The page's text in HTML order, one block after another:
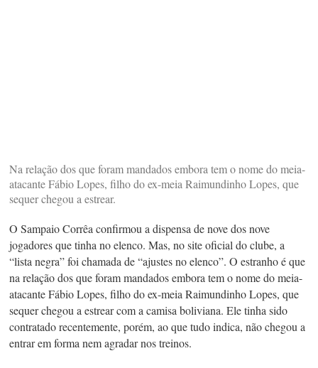
Na relação dos que foram mandados embora tem o nome do meia-
atacante Fábio Lopes, filho do ex-meia Raimundinho Lopes, que
sequer chegou a estrear.
O Sampaio Corrêa confirmou a dispensa de nove dos nove
jogadores que tinha no elenco. Mas, no site oficial do clube, a
“lista negra” foi chamada de “ajustes no elenco”. O estranho é que
na relação dos que foram mandados embora tem o nome do meia-
atacante Fábio Lopes, filho do ex-meia Raimundinho Lopes, que
sequer chegou a estrear com a camisa boliviana. Ele tinha sido
contratado recentemente, porém, ao que tudo indica, não chegou a
entrar em forma nem agradar nos treinos.